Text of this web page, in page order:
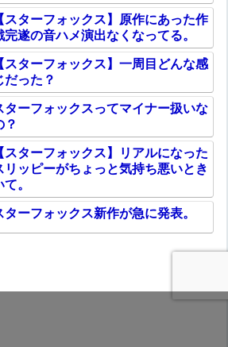
スターフォックス】原作にあった作
完遂の音ハメ演出なくなってる。
スターフォックス】一周目どんな感
だった？
ターフォックスってマイナー扱いな
？
スターフォックス】リアルになった
リッピーがちょっと気持ち悪いとき
て。
ターフォックス新作が急に発表。